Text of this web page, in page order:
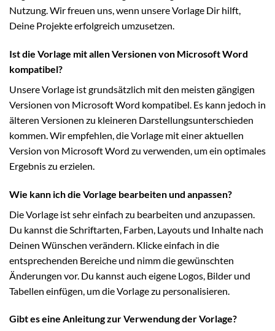
Nutzung. Wir freuen uns, wenn unsere Vorlage Dir hilft,
Deine Projekte erfolgreich umzusetzen.
Ist die Vorlage mit allen Versionen von Microsoft Word
kompatibel?
Unsere Vorlage ist grundsätzlich mit den meisten gängigen
Versionen von Microsoft Word kompatibel. Es kann jedoch in
älteren Versionen zu kleineren Darstellungsunterschieden
kommen. Wir empfehlen, die Vorlage mit einer aktuellen
Version von Microsoft Word zu verwenden, um ein optimales
Ergebnis zu erzielen.
Wie kann ich die Vorlage bearbeiten und anpassen?
Die Vorlage ist sehr einfach zu bearbeiten und anzupassen.
Du kannst die Schriftarten, Farben, Layouts und Inhalte nach
Deinen Wünschen verändern. Klicke einfach in die
entsprechenden Bereiche und nimm die gewünschten
Änderungen vor. Du kannst auch eigene Logos, Bilder und
Tabellen einfügen, um die Vorlage zu personalisieren.
Gibt es eine Anleitung zur Verwendung der Vorlage?